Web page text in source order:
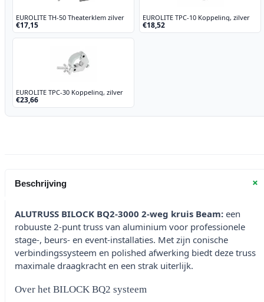
EUROLITE TH-50 Theaterklem zilver
€17,15
EUROLITE TPC-10 Koppeling, zilver
€18,52
EUROLITE TPC-30 Koppeling, zilver
€23,66
Beschrijving +
ALUTRUSS BILOCK BQ2-3000 2-weg kruis Beam: een
robuuste 2-punt truss van aluminium voor professionele
stage-, beurs- en event-installaties. Met zijn conische
verbindingssysteem en polished afwerking biedt deze truss
maximale draagkracht en een strak uiterlijk.
Over het BILOCK BQ2 systeem